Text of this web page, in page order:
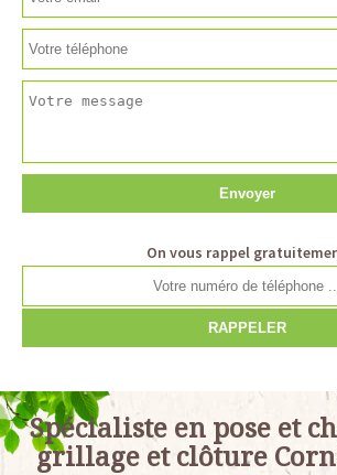
On vous rappel
Spécialiste en pose et
grillage et clôture